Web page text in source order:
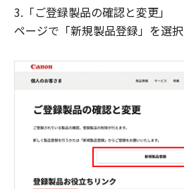
3.「ご登録製品の確認と変更」
ページで「新規製品登録」を選択